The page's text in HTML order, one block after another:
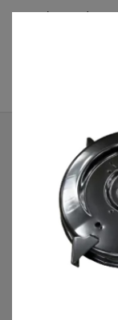
Plateau de